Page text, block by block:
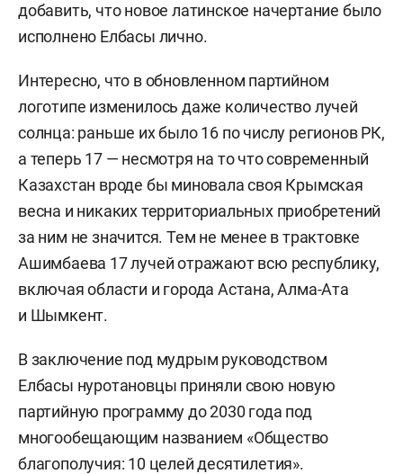
добавить, что новое латинское начертание было
исполнено Елбасы лично.
Интересно, что в обновленном партийном
логотипе изменилось даже количество лучей
солнца: раньше их было 16 по числу регионов РК,
а теперь 17 — несмотря на то что современный
Казахстан вроде бы миновала своя Крымская
весна и никаких территориальных приобретений
за ним не значится. Тем не менее в трактовке
Ашимбаева 17 лучей отражают всю республику,
включая области и города Астана, Алма-Ата
и Шымкент.
В заключение под мудрым руководством
Елбасы нуротановцы приняли свою новую
партийную программу до 2030 года под
многообещающим названием «Общество
благополучия: 10 целей десятилетия».